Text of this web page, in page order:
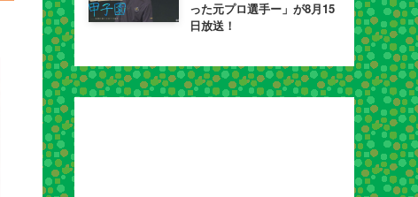
った元プロ選手ー」が8月15
日放送！